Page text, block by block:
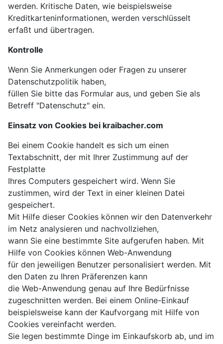
werden. Kritische Daten, wie beispielsweise
Kreditkarteninformationen, werden verschlüsselt
erfaßt und übertragen.
Kontrolle
Wenn Sie Anmerkungen oder Fragen zu unserer
Datenschutzpolitik haben,
füllen Sie bitte das Formular aus, und geben Sie als
Betreff "Datenschutz" ein.
Einsatz von Cookies bei kraibacher.com
Bei einem Cookie handelt es sich um einen
Textabschnitt, der mit Ihrer Zustimmung auf der
Festplatte
Ihres Computers gespeichert wird. Wenn Sie
zustimmen, wird der Text in einer kleinen Datei
gespeichert.
Mit Hilfe dieser Cookies können wir den Datenverkehr
im Netz analysieren und nachvollziehen,
wann Sie eine bestimmte Site aufgerufen haben. Mit
Hilfe von Cookies können Web-Anwendung
für den jeweiligen Benutzer personalisiert werden. Mit
den Daten zu Ihren Präferenzen kann
die Web-Anwendung genau auf Ihre Bedürfnisse
zugeschnitten werden. Bei einem Online-Einkauf
beispielsweise kann der Kaufvorgang mit Hilfe von
Cookies vereinfacht werden.
Sie legen bestimmte Dinge im Einkaufskorb ab, und im